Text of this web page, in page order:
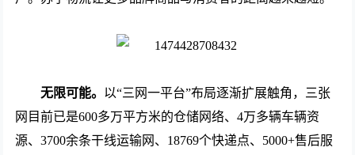
无限可能。 以“三网一平台”布局逐渐扩展触角，三张
网目前已是600多万平方米的仓储网络、4万多辆车辆资
源、3700余条干线运输网、18769个快递点、5000+售后服